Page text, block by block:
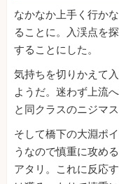
なかなか上手く行か
ることに。入渓点を
することにした。
気持ちを切りかえて
ようだ。迷わず上流
と同クラスのニジマス
そして橋下の大淵ポ
うなので慎重に攻め
アタリ。これに反応